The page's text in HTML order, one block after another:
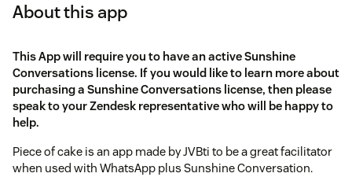
About this app
This App will require you to have an active Sunshine
Conversations license. If you would like to learn more about
purchasing a Sunshine Conversations license, then please
speak to your Zendesk representative who will be happy to
help.
Piece of cake is an app made by JVBti to be a great facilitator
when used with WhatsApp plus Sunshine Conversation.